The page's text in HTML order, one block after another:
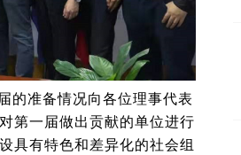
的准备情况向各位理事代表
第一届做出贡献的单位进行
具有特色和差异化的社会组